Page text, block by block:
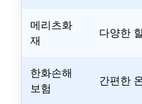
메리츠화
재
다양한
한화손해
보험
간편한